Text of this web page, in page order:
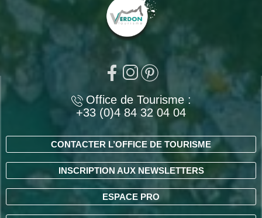
Office de Tourisme :
+33 (0)4 84 32 04 04
CONTACTER L’OFFICE DE TOURISME
INSCRIPTION AUX NEWSLETTERS
ESPACE PRO